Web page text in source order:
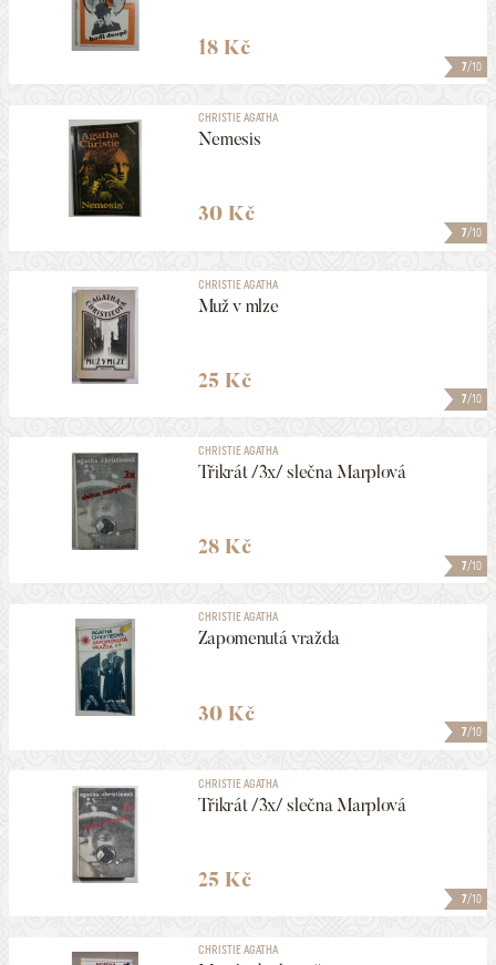
7/10
18 Kč
7/10
CHRISTIE AGATHA
Nemesis
30 Kč
7/10
CHRISTIE AGATHA
Muž v mlze
25 Kč
7/10
CHRISTIE AGATHA
Třikrát /3x/ slečna Marplová
28 Kč
7/10
CHRISTIE AGATHA
Zapomenutá vražda
30 Kč
7/10
CHRISTIE AGATHA
Třikrát /3x/ slečna Marplová
25 Kč
CHRISTIE AGATHA